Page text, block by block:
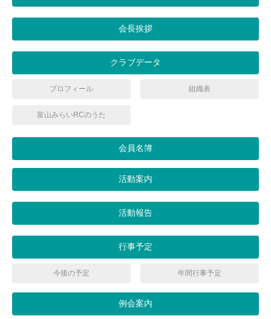
会長挨拶
クラブデータ
プロフィール 組織表
富山みらいRCのうた
会員名簿
活動案内
活動報告
行事予定
今後の予定 年間行事予定
例会案内